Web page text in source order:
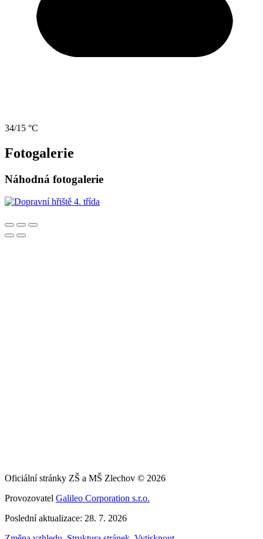
34/15 °C
Fotogalerie
Náhodná fotogalerie
Oficiální stránky ZŠ a MŠ Zlechov © 2026
Provozovatel Galileo Corporation s.r.o.
Poslední aktualizace: 28. 7. 2026